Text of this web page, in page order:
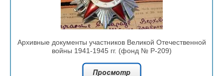
Архивные документы участников Великой Отечественной
войны 1941-1945 гг. (фонд № Р-209)